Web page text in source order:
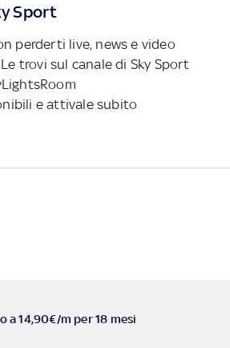
Sport
perderti live, news e video
trovi sul canale di Sky Sport
e attivale subito
a 14,90€/m per 18 mesi